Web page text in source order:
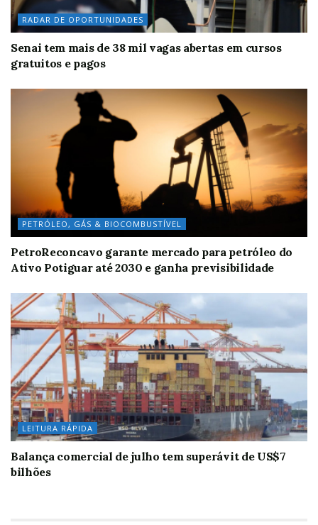
RADAR DE OPORTUNIDADES
Senai tem mais de 38 mil vagas abertas em cursos
gratuitos e pagos
PETRÓLEO, GÁS & BIOCOMBUSTÍVEL
PetroReconcavo garante mercado para petróleo do
Ativo Potiguar até 2030 e ganha previsibilidade
LEITURA RÁPIDA
Balança comercial de julho tem superávit de US$7
bilhões